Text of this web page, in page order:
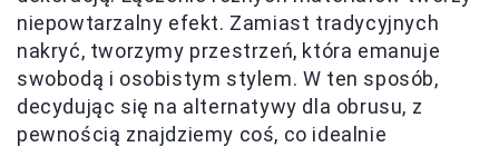
niepowtarzalny efekt. Zamiast tradycyjnych
nakryć, tworzymy przestrzeń, która emanuje
swobodą i osobistym stylem. W ten sposób,
decydując się na alternatywy dla obrusu, z
pewnością znajdziemy coś, co idealnie